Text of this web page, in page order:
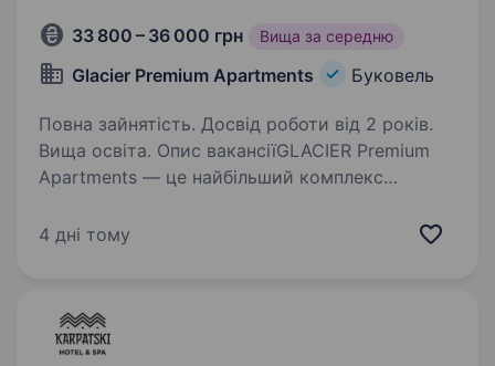
33 800 – 36 000 грн Вища за середню
Glacier Premium Apartments Буковель
Повна зайнятість. Досвід роботи від 2 років.
Вища освіта. Опис вакансіїGLACIER Premium
Apartments — це найбільший комплекс
курорту Буковель. Glacier — це новий рівень
4 дні тому